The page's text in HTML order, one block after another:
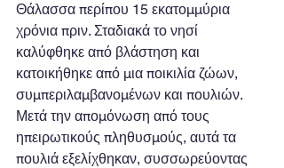
Θάλασσα περίπου 15 εκατομμύρια
χρόνια πριν. Σταδιακά το νησί
καλύφθηκε από βλάστηση και
κατοικήθηκε από μια ποικιλία ζώων,
συμπεριλαμβανομένων και πουλιών.
Μετά την απομόνωση από τους
ηπειρωτικούς πληθυσμούς, αυτά τα
πουλιά εξελίχθηκαν, συσσωρεύοντας